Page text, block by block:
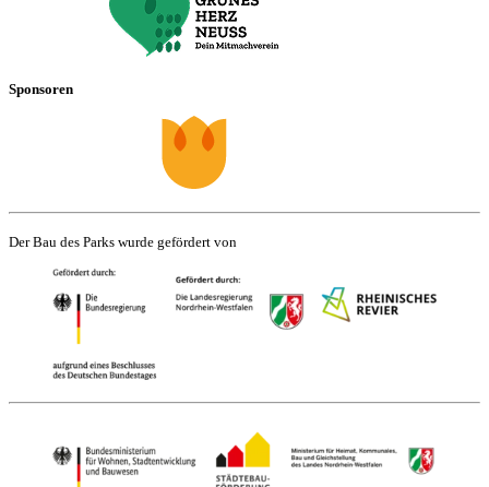
Sponsoren
Der Bau des Parks wurde gefördert von